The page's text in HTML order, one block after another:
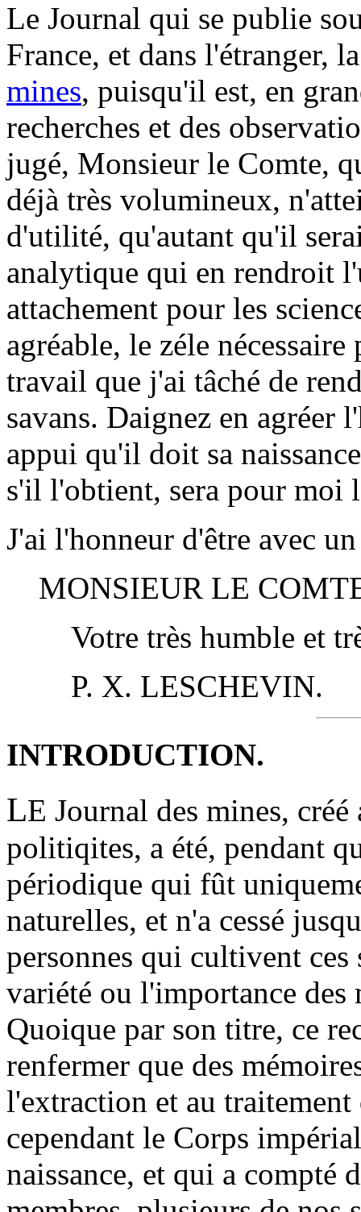
Le Journal qui se publie
France, et dans l'étranger,
mines, puisqu'il est, en
recherches et des
jugé, Monsieur le Comte,
déjà très volumineux,
d'utilité, qu'autant qu'il
analytique qui en rendroit
attachement pour les
agréable, le zéle
travail que j'ai tâché de
savans. Daignez en agréer
appui qu'il doit sa
s'il l'obtient, sera pour moi
J'ai l'honneur d'être avec
MONSIEUR LE
Votre très humble et
P. X. LESCHEVIN.
INTRODUCTION.
LE Journal des mines,
politiqites, a été, pendant
périodique qui fût
naturelles, et n'a cessé
personnes qui cultivent
variété ou l'importance des
Quoique par son titre, ce
renfermer que des
l'extraction et au traitement
cependant le Corps
naissance, et qui a compté